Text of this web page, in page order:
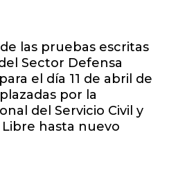
las pruebas escritas
Sector Defensa
el día 11 de abril de
por la
del Servicio Civil y
Libre hasta nuevo